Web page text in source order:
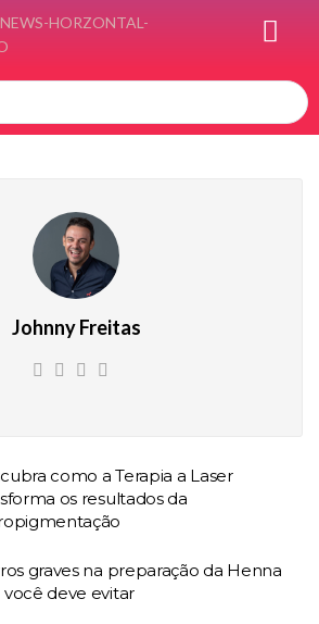
Johnny Freitas
como a Terapia a Laser
os resultados da
graves na preparação da Henna
você deve evitar